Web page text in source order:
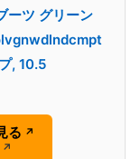
ーツ グリーン
, 10.5
る ↗
↗